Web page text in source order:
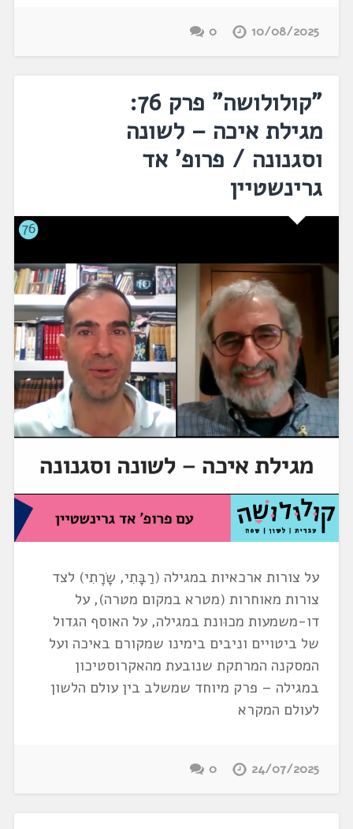
10/08/2025
0
"קולולושה" פרק 76:
מגילת איכה – לשונה
וסגנונה / פרופ' אד
גרינשטיין
על צורות ארכאיות במגילה (רַבָּתִי, שָׂרָתִי) לצד
צורות מאוחרות (מטרא במקום מטרה), על
דו-משמעות מכוּונת במגילה, על האוסף הגדול
של ביטויים וניבים בימינו שמקורם באיכה ועל
המסקנה המרתקת שנובעת מהאקרוסטיכון
במגילה – פרק מיוחד שמשלב בין עולם הלשון
לעולם המקרא
24/07/2025
0